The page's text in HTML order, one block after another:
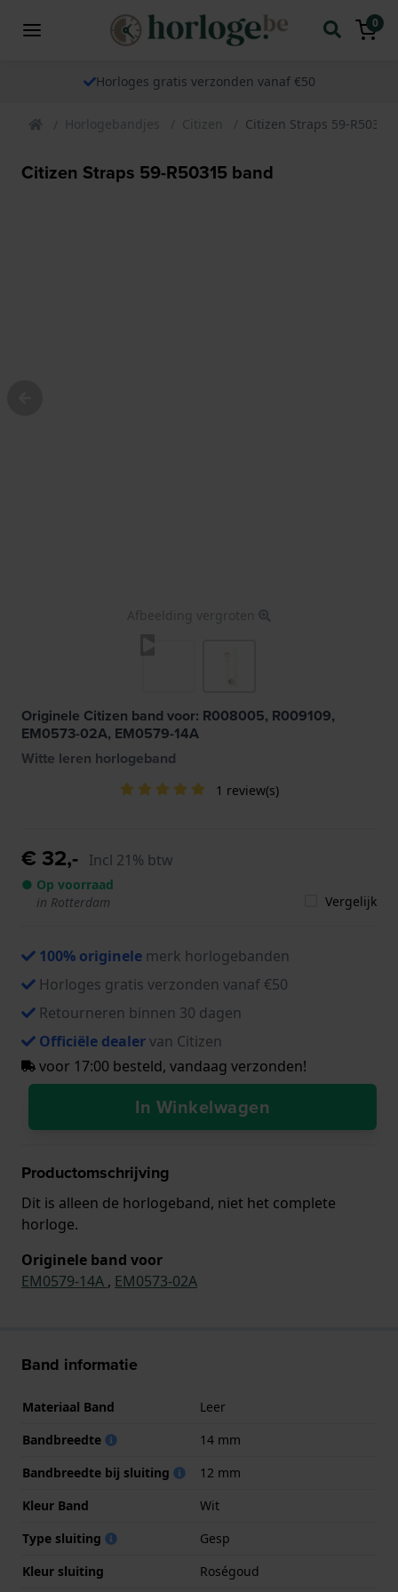
0
Horloges gratis verzonden vanaf €50
Horlogebandjes Citizen Citizen Straps 59-
Citizen Straps 59-R50315 band
Afbeelding vergroten
Originele Citizen band voor: R008005, R009109,
EM0573-02A, EM0579-14A
Witte leren horlogeband
1 review(s)
€ 32,- Incl 21% btw
● Op voorraad
in Rotterdam
Vergelijk
100% originele merk horlogebanden
Horloges gratis verzonden vanaf €50
Retourneren binnen 30 dagen
Officiële dealervan Citizen
voor 17:00 besteld, vandaag verzonden!
In Winkelwagen
Productomschrijving
Dit is alleen de horlogeband, niet het complete
horloge.
Originele band voor
EM0579-14A , EM0573-02A
Band informatie
Materiaal Band
Leer
Bandbreedte
14 mm
Bandbreedte bij sluiting
12 mm
Kleur Band
Wit
Type sluiting
Gesp
Kleur sluiting
Roségoud